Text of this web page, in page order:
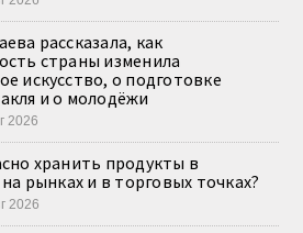
рассказала, как
страны изменила
искусство, о подготовке
и о молодёжи
2026
хранить продукты в
рынках и в торговых точках?
2026